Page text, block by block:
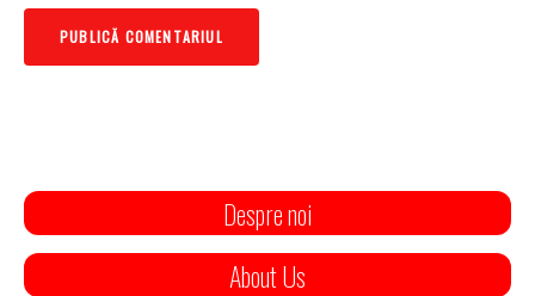
Despre noi
About Us